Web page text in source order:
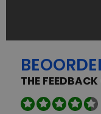
Schoenen
schoenen,
aanbod is zo
passend paar
Welke
THE